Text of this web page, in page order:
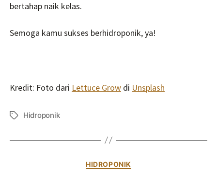
bertahap naik kelas.
Semoga kamu sukses berhidroponik, ya!
Kredit: Foto dari Lettuce Grow di Unsplash
Tag Hidroponik
Kategori
HIDROPONIK